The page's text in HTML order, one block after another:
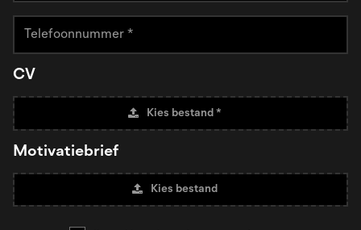
CV
Kies bestand *
Motivatiebrief
Kies bestand